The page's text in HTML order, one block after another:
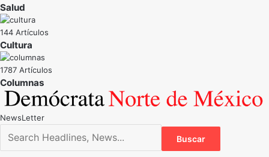
Salud
144 Artículos
Cultura
1787 Artículos
NewsLetter